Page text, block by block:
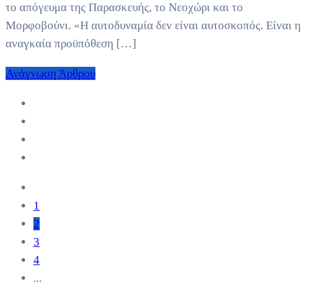
το απόγευμα της Παρασκευής, το Νεοχώρι και το
Μορφοβούνι. «Η αυτοδυναμία δεν είναι αυτοσκοπός. Είναι η
αναγκαία προϋπόθεση […]
Ανάγνωση Άρθρου
1
2
3
4
...